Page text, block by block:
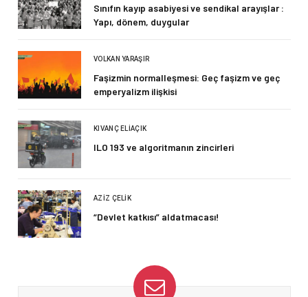
Sınıfın kayıp asabiyesi ve sendikal arayışlar :
Yapı, dönem, duygular
VOLKAN YARAŞIR
Faşizmin normalleşmesi: Geç faşizm ve geç
emperyalizm ilişkisi
KIVANÇ ELIAÇIK
ILO 193 ve algoritmanın zincirleri
AZIZ ÇELIK
“Devlet katkısı” aldatmacası!